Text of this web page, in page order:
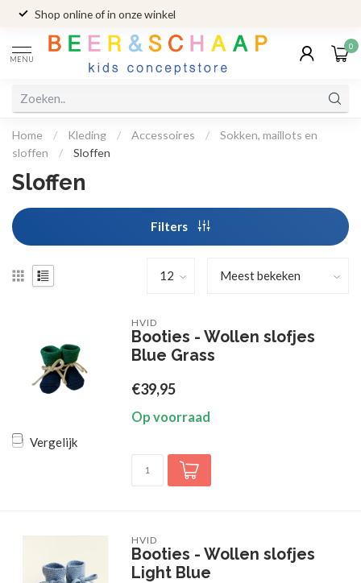
Shop online of in onze winkel
MENU
0
Home / Kleding / Accessoires /
Sokken, maillots en
sloffen
/ Sloffen
Sloffen
Filters
Vergelijk
HVID
Booties - Wollen slofjes
Blue Grass
€39,95
Op voorraad
HVID
Booties - Wollen slofjes
Light Blue